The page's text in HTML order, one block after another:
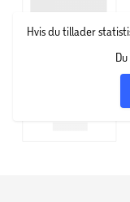
Hvis du tillader